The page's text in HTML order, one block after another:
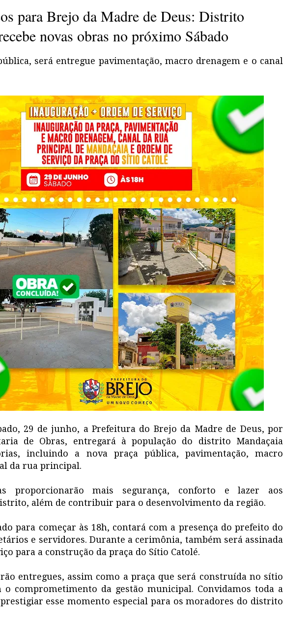
para Brejo da Madre de Deus: Distrito
novas obras no próximo Sábado
será entregue pavimentação, macro drenagem e o canal
29 de junho, a Prefeitura do Brejo da Madre de Deus, por
de Obras, entregará à população do distrito Mandaçaia
incluindo a nova praça pública, pavimentação, macro
da rua principal.
proporcionarão mais segurança, conforto e lazer aos
além de contribuir para o desenvolvimento da região.
para começar às 18h, contará com a presença do prefeito do
e servidores. Durante a cerimônia, também será assinada
para a construção da praça do Sítio Catolé.
entregues, assim como a praça que será construída no sítio
o comprometimento da gestão municipal. Convidamos toda a
esse momento especial para os moradores do distrito